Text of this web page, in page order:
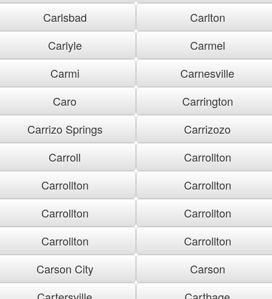
Carlsbad
Carlton
Carlyle
Carmel
Carmi
Carnesville
Caro
Carrington
Carrizo Springs
Carrizozo
Carroll
Carrollton
Carrollton
Carrollton
Carrollton
Carrollton
Carrollton
Carrollton
Carson City
Carson